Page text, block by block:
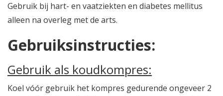
Gebruik bij hart- en vaatziekten en diabetes mellitus
alleen na overleg met de arts.
Gebruiksinstructies:
Gebruik als koudkompres:
Koel vóór gebruik het kompres gedurende ongeveer 2